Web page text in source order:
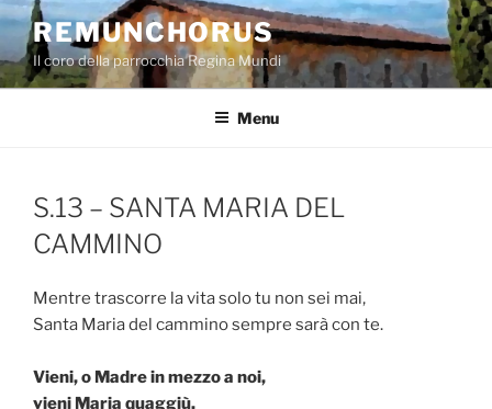
Salta
contenuto
REMUNCHORUS
Il coro della parrocchia Regina Mundi
Menu
S.13 – SANTA MARIA DEL
CAMMINO
Mentre trascorre la vita solo tu non sei mai,
Santa Maria del cammino sempre sarà con te.
Vieni, o Madre in mezzo a noi,
vieni Maria quaggiù.